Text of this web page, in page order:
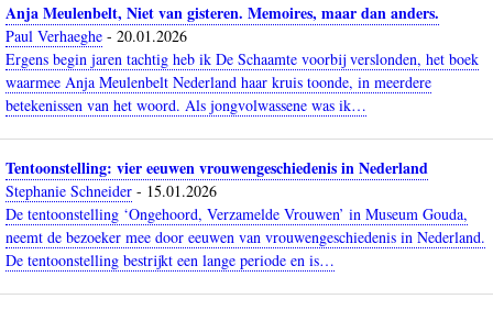
Anja Meulenbelt, Niet van gisteren. Memoires, maar dan anders.
Paul Verhaeghe - 20.01.2026
Ergens begin jaren tachtig heb ik De Schaamte voorbij verslonden, het boek
waarmee Anja Meulenbelt Nederland haar kruis toonde, in meerdere
betekenissen van het woord. Als jongvolwassene was ik…
Tentoonstelling: vier eeuwen vrouwengeschiedenis in Nederland
Stephanie Schneider - 15.01.2026
De tentoonstelling ‘Ongehoord, Verzamelde Vrouwen’ in Museum Gouda,
neemt de bezoeker mee door eeuwen van vrouwengeschiedenis in Nederland.
De tentoonstelling bestrijkt een lange periode en is…